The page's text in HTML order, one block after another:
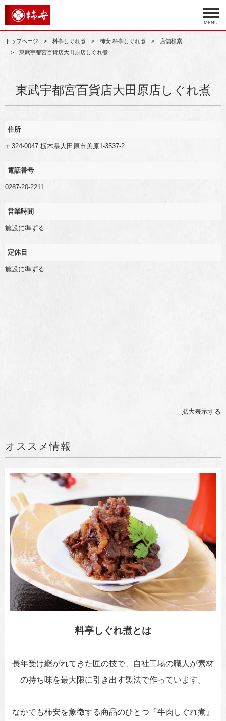
MENU
トップページ 料亭しぐれ煮 柿安 料亭しぐれ煮
店舗検索
東武宇都宮百貨店大田原店しぐれ煮
東武宇都宮百貨店大田原店しぐれ煮
住所
〒324-0047 栃木県大田原市美原1-3537-2
電話番号
0287-20-2211
営業時間
施設に準ずる
定休日
施設に準ずる
拡大表示する
オススメ情報
料亭しぐれ煮とは
長年受け継がれてきた匠の技で、自社工場の職人が素材
の持ち味を最大限に引き出す製法で作っています。
なかでも柿安を象徴する商品のひとつ『牛肉しぐれ煮』